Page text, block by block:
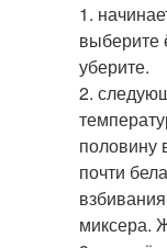
1.
выберите
уберите.
2.
половину
почти
миксера.